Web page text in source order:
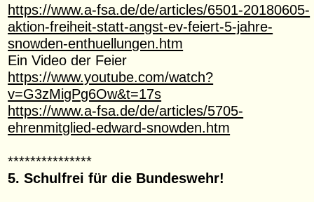
https://www.a-fsa.de/de/articles/6501-20180605-
aktion-freiheit-statt-angst-ev-feiert-5-jahre-
snowden-enthuellungen.htm
Ein Video der Feier
https://www.youtube.com/watch?
v=G3zMigPg6Ow&t=17s
https://www.a-fsa.de/de/articles/5705-
ehrenmitglied-edward-snowden.htm
***************
5. Schulfrei für die Bundeswehr!